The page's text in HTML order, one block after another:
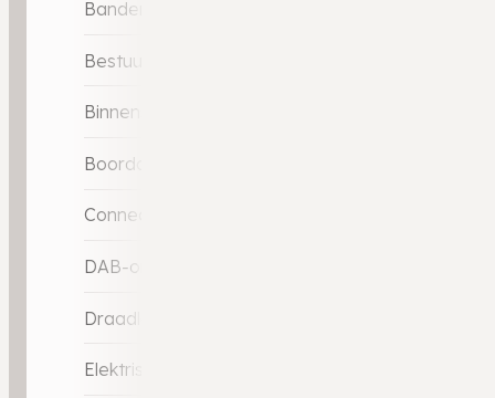
Bandenspanningscontrolesysteem
Bestuurdersstoel in hoogte verstelbaar
Binnenspiegel automatisch dimmend
Boordcomputer
Connected services
DAB-ontvanger
Draadloze telefoonlader
Elektrische ramen achter